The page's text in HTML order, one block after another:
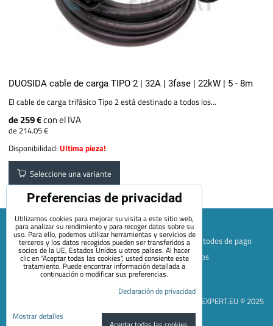
DUOSIDA cable de carga TIPO 2 | 32A | 3fase | 22kW | 5 - 8m
El cable de carga trifásico Tipo 2 está destinado a todos los...
de 259 €con el IVA
de 214.05 €
Disponibilidad:Ultima pieza!
Seleccione una variante
Mapa de la página web Términos y condiciones
Métodos de pago
Envío y devolución
+420 722 689 252
Quiénes somos
Contacto
Blog
Declaración de privacidad
EVEXPERT.EU © 2025
Preferencias de privacidad
Utilizamos cookies para mejorar su visita a este sitio web,
para analizar su rendimiento y para recoger datos sobre su
uso. Para ello, podemos utilizar herramientas y servicios de
terceros y los datos recogidos pueden ser transferidos a
socios de la UE, Estados Unidos u otros países. Al hacer
clic en "Aceptar todas las cookies", usted consiente este
tratamiento. Puede encontrar información detallada a
continuación o modificar sus preferencias.
Declaración de privacidad
Mostrar detalles